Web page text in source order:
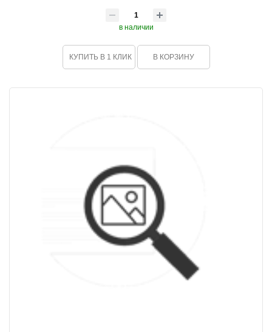
в наличии
КУПИТЬ В 1 КЛИК В КОРЗИНУ